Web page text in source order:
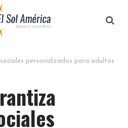
personalizados para adultos